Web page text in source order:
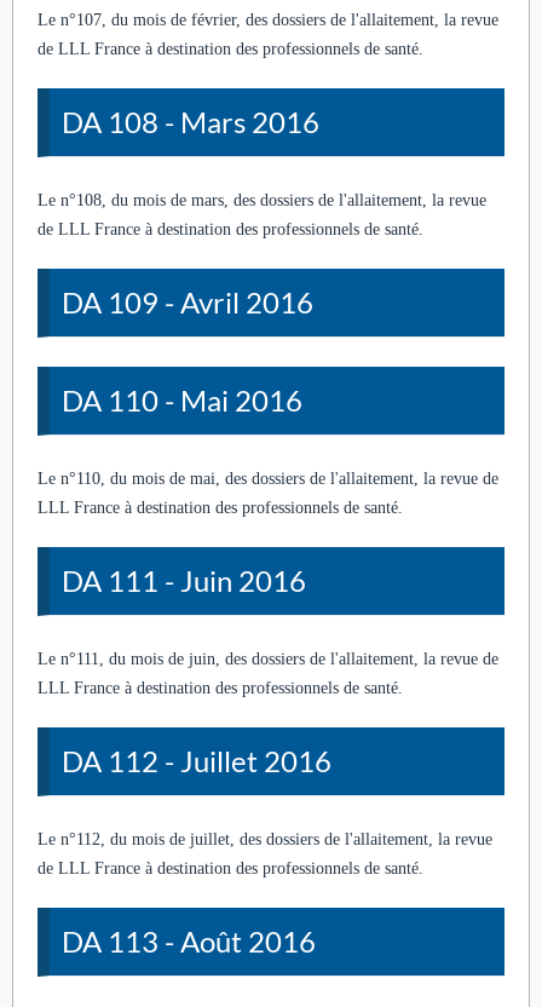
Le n°107, du mois de février, des dossiers de l'allaitement, la revue
de LLL France à destination des professionnels de santé.
DA 108 - Mars 2016
Le n°108, du mois de mars, des dossiers de l'allaitement, la revue
de LLL France à destination des professionnels de santé.
DA 109 - Avril 2016
DA 110 - Mai 2016
Le n°110, du mois de mai, des dossiers de l'allaitement, la revue de
LLL France à destination des professionnels de santé.
DA 111 - Juin 2016
Le n°111, du mois de juin, des dossiers de l'allaitement, la revue de
LLL France à destination des professionnels de santé.
DA 112 - Juillet 2016
Le n°112, du mois de juillet, des dossiers de l'allaitement, la revue
de LLL France à destination des professionnels de santé.
DA 113 - Août 2016